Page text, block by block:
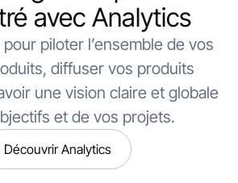
avec Analytics
piloter l’ensemble de vos
diffuser vos produits
une vision claire et globale
et de vos projets.
Découvrir Analytics